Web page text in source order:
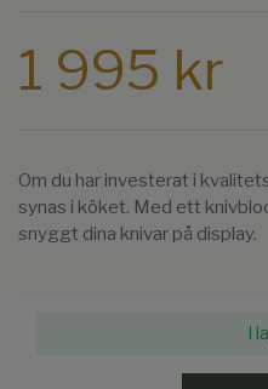
1 995 kr
Om du har investerat i
synas i köket. Med ett
snyggt dina knivar på display.
I